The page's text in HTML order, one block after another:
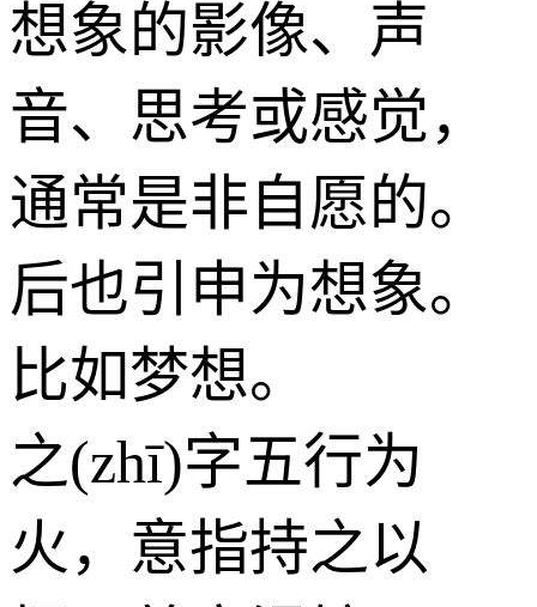
想象的影像、声
音、思考或感觉，
通常是非自愿的。
后也引申为想象。
比如梦想。
之(zhī)字五行为
火 ，意指持之以